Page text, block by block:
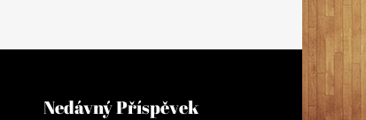
Nedávný Příspěvek